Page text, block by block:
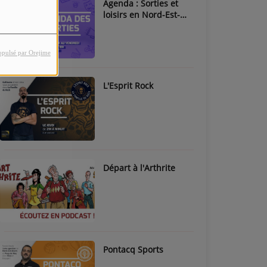
par Orejime
Agenda : Sorties et
loisirs en Nord-Est-
L'Esprit Rock
Départ à l'Arthrite
Pontacq Sports